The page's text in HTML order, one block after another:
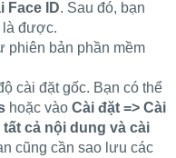
Face ID. Sau đó, bạn
là được.
phiên bản phần mềm
cài đặt gốc. Bạn có thể
hoặc vào Cài đặt => Cài
cả nội dung và cài
cũng cần sao lưu các